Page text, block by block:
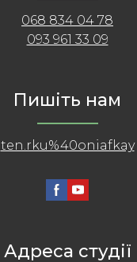
068 834 04 78
093 961 33 09
Пишіть нам
ten.rku%40oniafkay
Адреса студії